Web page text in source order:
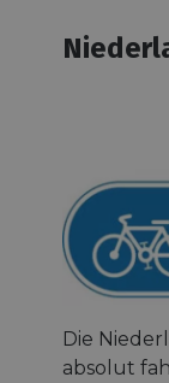
Die
absolut